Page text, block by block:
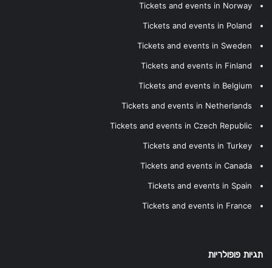
Tickets and events in Norway
Tickets and events in Poland
Tickets and events in Sweden
Tickets and events in Finland
Tickets and events in Belgium
Tickets and events in Netherlands
Tickets and events in Czech Republic
Tickets and events in Turkey
Tickets and events in Canada
Tickets and events in Spain
Tickets and events in France
תגיות פופולריות